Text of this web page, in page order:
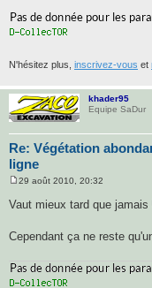
N'hésitez plus, inscrivez-vous et
khader95
Equipe SaDur
Re: Végétation
ligne
s
g
29 août 2010, 20:32
Vaut mieux tard que jamais
Cependant ça ne reste